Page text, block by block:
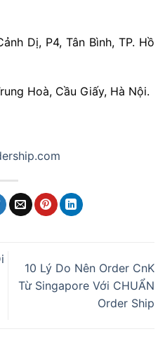
Dị, P4, Tân Bình, TP. Hồ
Hoà, Cầu Giấy, Hà Nội.
10 Lý Do Nên Order CnK
Từ Singapore Với CHUẨN
Order Ship